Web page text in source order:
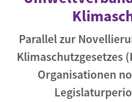
Parallel zur
Klimaschutzgesetzes
Organisationen